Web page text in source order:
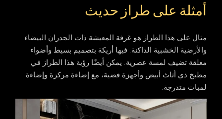
أمثلة على طراز حديث
مثال على هذا الطراز هو غرفة المعيشة ذات الجدران البيضاء
والأرضية الخشبية الداكنة. فيها أريكة بتصميم بسيط وأضواء
معلقة تضيف لمسة عصرية. يمكن أيضًا رؤية هذا الطراز في
مطبخ ذي أثاث أبيض وأجهزة فضية، مع إضاءة مركزة وإضاءة
لمبات متدرجة.